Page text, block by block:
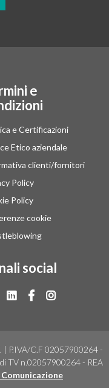
e
e Certificazioni
Etico aziendale
clienti/fornitori
Policy
Policy
cookie
social
P.IVA/C.F 02057900264 -
TV n.02057900264 - REA